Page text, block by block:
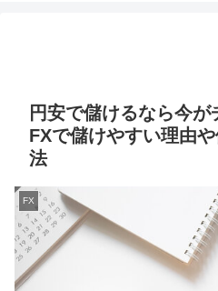
円安で儲けるなら今
FXで儲けやすい理由
法
FX